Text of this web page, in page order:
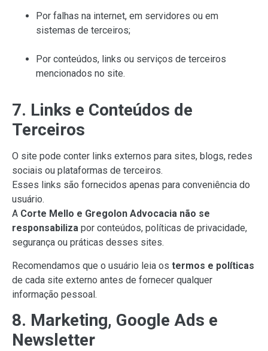
Por falhas na internet, em servidores ou em
sistemas de terceiros;
Por conteúdos, links ou serviços de terceiros
mencionados no site.
7. Links e Conteúdos de
Terceiros
O site pode conter links externos para sites, blogs, redes
sociais ou plataformas de terceiros.
Esses links são fornecidos apenas para conveniência do
usuário.
A Corte Mello e Gregolon Advocacia não se
responsabiliza por conteúdos, políticas de privacidade,
segurança ou práticas desses sites.
Recomendamos que o usuário leia os termos e políticas
de cada site externo antes de fornecer qualquer
informação pessoal.
8. Marketing, Google Ads e
Newsletter